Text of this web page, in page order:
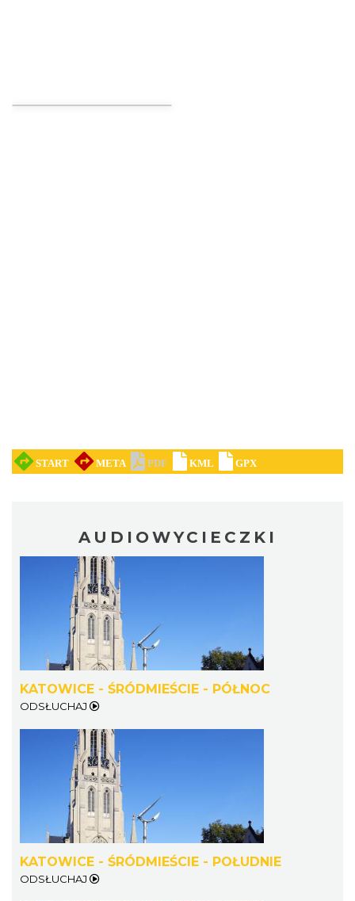
AUDIOWYCIECZKI
KATOWICE - ŚRÓDMIEŚCIE - PÓŁNOC
ODSŁUCHAJ
KATOWICE - ŚRÓDMIEŚCIE - POŁUDNIE
ODSŁUCHAJ